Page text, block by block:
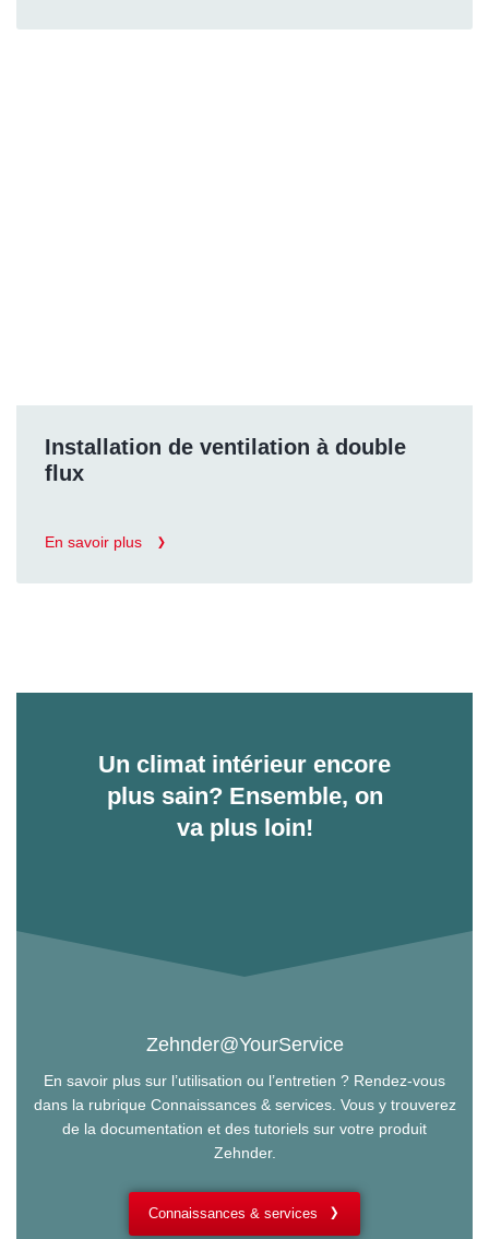
Installation de ventilation à double
flux
En savoir plus
Un climat intérieur encore
plus sain? Ensemble, on
va plus loin!
Zehnder@YourService
En savoir plus sur l’utilisation ou l’entretien ? Rendez-vous
dans la rubrique Connaissances & services. Vous y trouverez
de la documentation et des tutoriels sur votre produit
Zehnder.
Connaissances & services